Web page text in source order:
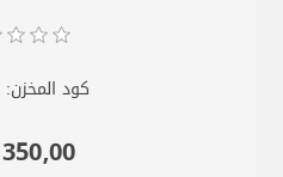
كود المخزن:
350٫00 د.إ.‏